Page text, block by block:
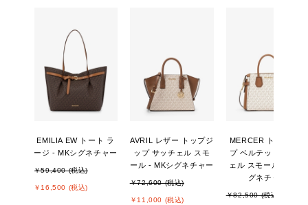
EMILIA EW トート ラ
ージ - MKシグネチャー
￥59,400 (税込)
￥16,500 (税込)
AVRIL レザー トップジ
ップ サッチェル スモ
ール - MKシグネチャー
￥72,600 (税込)
￥11,000 (税込)
MERCER トップジッ
プ ベルテッド サッチ
ェル スモール - MKシ
グネチャー
￥82,500 (税込)